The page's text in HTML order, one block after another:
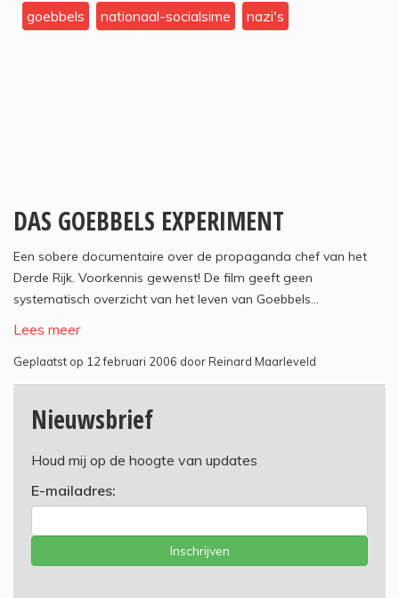
goebbels nationaal-socialsime nazi's
DAS GOEBBELS EXPERIMENT
Een sobere documentaire over de propaganda chef van het
Derde Rijk. Voorkennis gewenst! De film geeft geen
systematisch overzicht van het leven van Goebbels...
Lees meer
Geplaatst op 12 februari 2006 door Reinard Maarleveld
Nieuwsbrief
Houd mij op de hoogte van updates
E-mailadres:
Inschrijven